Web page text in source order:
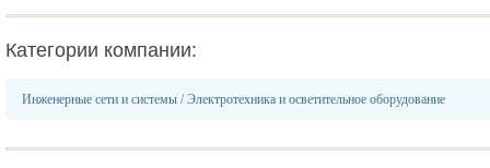
Категории компании:
Инженерные сети и системы /Электротехника и осветительное оборудование